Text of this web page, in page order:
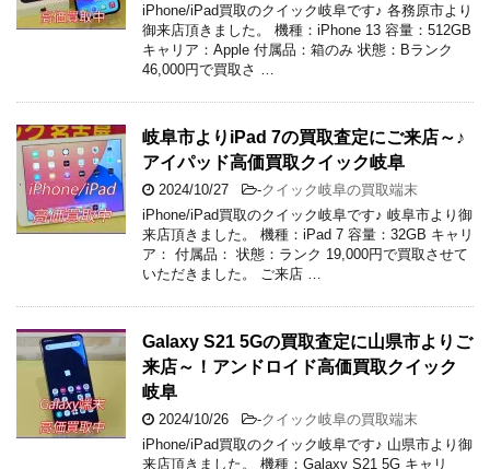
iPhone/iPad買取のクイック岐阜です♪ 各務原市より
御来店頂きました。 機種：iPhone 13 容量：512GB
キャリア：Apple 付属品：箱のみ 状態：Bランク
46,000円で買取さ …
岐阜市よりiPad 7の買取査定にご来店～♪
アイパッド高価買取クイック岐阜
2024/10/27 -クイック岐阜の買取端末
iPhone/iPad買取のクイック岐阜です♪ 岐阜市より御
来店頂きました。 機種：iPad 7 容量：32GB キャリ
ア： 付属品： 状態：ランク 19,000円で買取させて
いただきました。 ご来店 …
Galaxy S21 5Gの買取査定に山県市よりご
来店～！アンドロイド高価買取クイック
岐阜
2024/10/26 -クイック岐阜の買取端末
iPhone/iPad買取のクイック岐阜です♪ 山県市より御
来店頂きました。 機種：Galaxy S21 5G キャリ